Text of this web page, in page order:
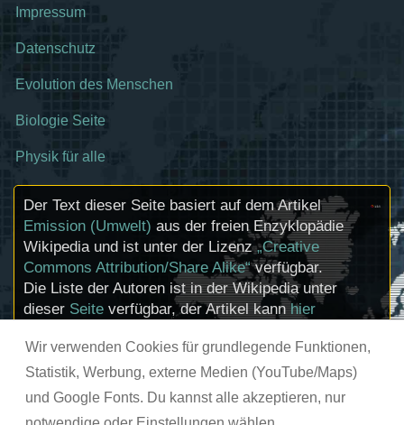
Wir verwenden Cookies für grundlegende Funktionen,
Statistik, Werbung, externe Medien (YouTube/Maps)
und Google Fonts. Du kannst alle akzeptieren, nur
Impressum
Datenschutz
Evolution des Menschen
Biologie Seite
Physik für alle
Der Text dieser Seite basiert auf dem Artikel
Emission (Umwelt) aus der freien Enzyklopädie
Wikipedia und ist unter der Lizenz„Creative
Commons Attribution/Share Alike“verfügbar.
Die Liste der Autoren ist in der Wikipedia unter
dieser Seite verfügbar, der Artikel kannhier
Urhebern und zum Lizenzstatus eingebundener
Mediendateien (etwa Bilder oder Videos) können
im Regelfall durch Anklicken dieser abgerufen